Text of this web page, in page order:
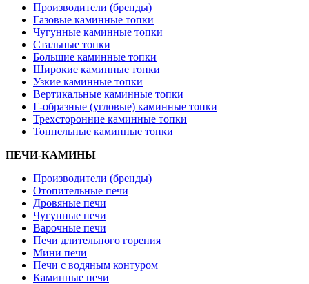
Производители (бренды)
Газовые каминные топки
Чугунные каминные топки
Стальные топки
Большие каминные топки
Широкие каминные топки
Узкие каминные топки
Вертикальные каминные топки
Г-образные (угловые) каминные топки
Трехсторонние каминные топки
Тоннельные каминные топки
ПЕЧИ-КАМИНЫ
Производители (бренды)
Отопительные печи
Дровяные печи
Чугунные печи
Варочные печи
Печи длительного горения
Мини печи
Печи с водяным контуром
Каминные печи